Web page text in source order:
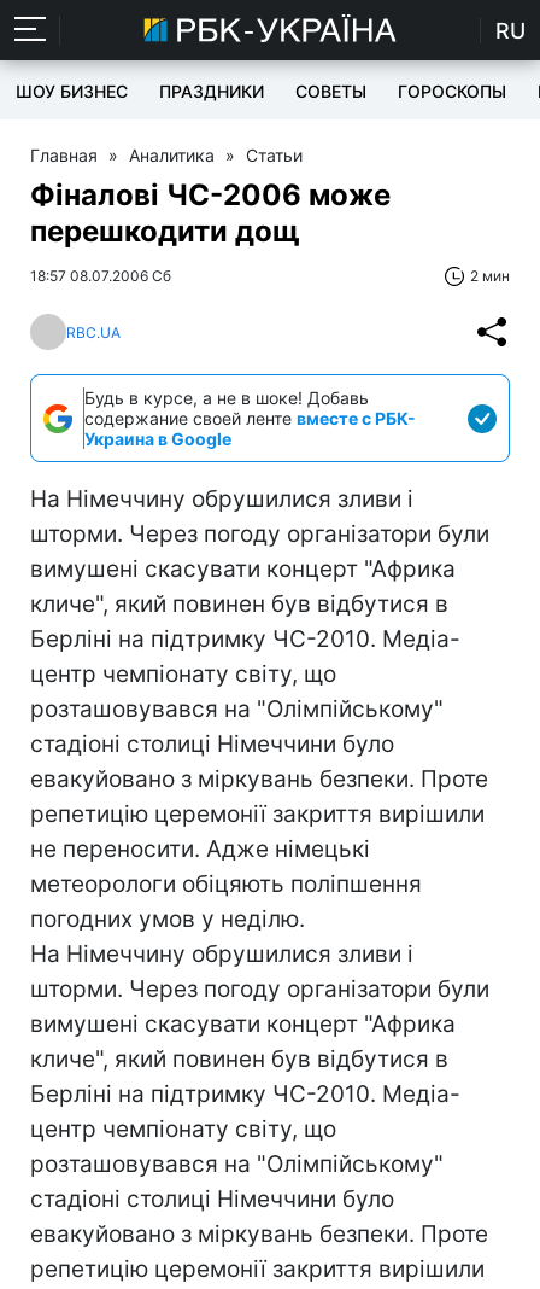
RU
ШОУ БИЗНЕС ПРАЗДНИКИ СОВЕТЫ ГОРОСКОПЫ
Главная » Аналитика » Статьи
Фіналові ЧC-2006 може
перешкодити дощ
18:57 08.07.2006 Сб 2 мин
RBC.UA
Будь в курсе, а не в шоке! Добавь
содержание своей ленте вместе с РБК-
Украина в Google
На Німеччину обрушилися зливи і
шторми. Через погоду організатори були
вимушені скасувати концерт "Африка
кличе", який повинен був відбутися в
Берліні на підтримку ЧС-2010. Медіа-
центр чемпіонату світу, що
розташовувався на "Олімпійському"
стадіоні столиці Німеччини було
евакуйовано з міркувань безпеки. Проте
репетицію церемонії закриття вирішили
не переносити. Адже німецькі
метеорологи обіцяють поліпшення
погодних умов у неділю.
На Німеччину обрушилися зливи і
шторми. Через погоду організатори були
вимушені скасувати концерт "Африка
кличе", який повинен був відбутися в
Берліні на підтримку ЧС-2010. Медіа-
центр чемпіонату світу, що
розташовувався на "Олімпійському"
стадіоні столиці Німеччини було
евакуйовано з міркувань безпеки. Проте
репетицію церемонії закриття вирішили